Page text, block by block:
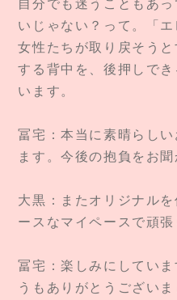
自分でも迷うこともあ
いじゃない？って。「
女性たちが取り戻そうと
する背中を、後押しで
います。
冨宅：本当に素晴らし
ます。今後の抱負をお
大黒：またオリジナル
ースなマイペースで頑張
冨宅：楽しみにしてい
うもありがとうございま